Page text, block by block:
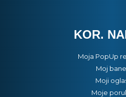
KOR.
Moja PopUp
Moj
Moji
Moje